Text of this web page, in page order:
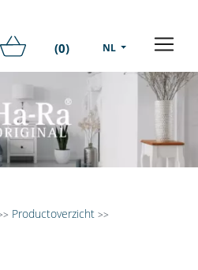
(0) NL
Productoverzicht >>